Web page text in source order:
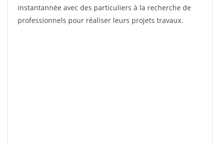
instantannée avec des particuliers à la recherche de
professionnels pour réaliser leurs projets travaux.